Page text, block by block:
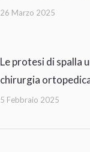
26 Marzo 2025
Le protesi di spalla
chirurgia
5 Febbraio 2025